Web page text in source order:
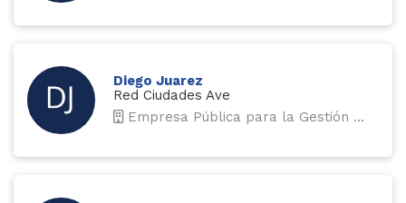
Diego Juarez
Red Ciudades Ave
Empresa Pública para la Gestión del Turismo y del Deporte de Andalucía